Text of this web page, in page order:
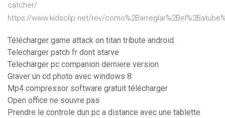
catcher/
https://www.kidsclip.net/rev/
Télécharger game attack on titan tribute android
Telecharger patch fr dont starve
Telecharger pc companion derniere version
Graver un cd photo avec windows 8
Mp4 compressor software gratuit télécharger
Open office ne souvre pas
Prendre le controle dun pc a distance avec une tablette